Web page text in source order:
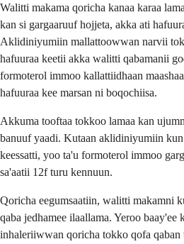
Walitti makama qoricha kanaa karaa
kan si gargaaruuf hojjeta, akka ati
Aklidiniyumiin mallattoowwan narvii
hafuuraa keetii akka walitti qabamanii
formoterol immoo kallattiidhaan
hafuuraa kee marsan ni boqochiisa.
Akkuma tooftaa tokkoo lamaa kan
banuuf yaadi. Kutaan aklidiniyumiin
keessatti, yoo ta'u formoterol immoo
sa'aatii 12f turu kennuun.
Qoricha eegumsaatiin, walitti makamni
qaba jedhamee ilaallama. Yeroo baay'ee
inhaleriiwwan qoricha tokko qofa qaban